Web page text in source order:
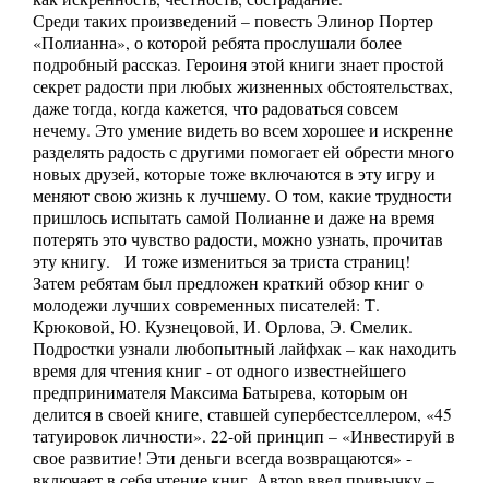
Среди таких произведений – повесть Элинор Портер
«Полианна», о которой ребята прослушали более
подробный рассказ. Героиня этой книги знает простой
секрет радости при любых жизненных обстоятельствах,
даже тогда, когда кажется, что радоваться совсем
нечему. Это умение видеть во всем хорошее и искренне
разделять радость с другими помогает ей обрести много
новых друзей, которые тоже включаются в эту игру и
меняют свою жизнь к лучшему. О том, какие трудности
пришлось испытать самой Полианне и даже на время
потерять это чувство радости, можно узнать, прочитав
эту книгу. И тоже измениться за триста страниц!
Затем ребятам был предложен краткий обзор книг о
молодежи лучших современных писателей: Т.
Крюковой, Ю. Кузнецовой, И. Орлова, Э. Смелик.
Подростки узнали любопытный лайфхак – как находить
время для чтения книг - от одного известнейшего
предпринимателя Максима Батырева, которым он
делится в своей книге, ставшей супербестселлером, «45
татуировок личности». 22-ой принцип – «Инвестируй в
свое развитие! Эти деньги всегда возвращаются» -